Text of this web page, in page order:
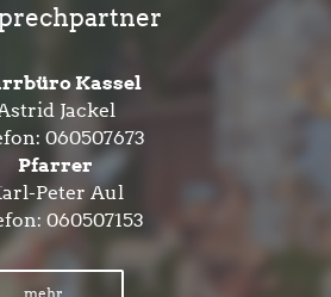
Kassel
Jackel
060507673
Pfarrer
Peter Aul
060507153
mehr...